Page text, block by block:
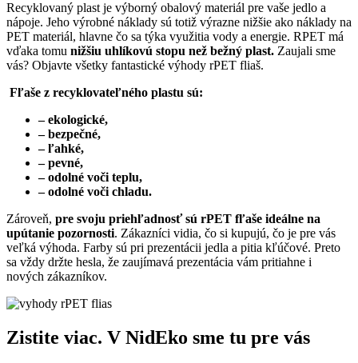
Recyklovaný plast je výborný obalový materiál pre vaše jedlo a
nápoje. Jeho výrobné náklady sú totiž výrazne nižšie ako náklady na
PET materiál, hlavne čo sa týka využitia vody a energie. RPET má
vďaka tomu nižšiu uhlíkovú stopu než bežný plast. Zaujali sme
vás? Objavte všetky fantastické výhody rPET fliaš.
Fľaše z recyklovateľného plastu sú:
– ekologické,
– bezpečné,
– ľahké,
– pevné,
– odolné voči teplu,
– odolné voči chladu.
Zároveň, pre svoju priehľadnosť sú rPET fľaše ideálne na
upútanie pozornosti. Zákazníci vidia, čo si kupujú, čo je pre vás
veľká výhoda. Farby sú pri prezentácii jedla a pitia kľúčové. Preto
sa vždy držte hesla, že zaujímavá prezentácia vám pritiahne i
nových zákazníkov.
Zistite viac. V NidEko sme tu pre vás